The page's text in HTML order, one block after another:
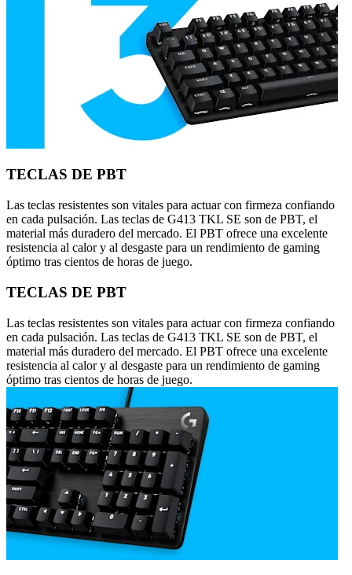
TECLAS DE PBT
Las teclas resistentes son vitales para actuar con firmeza confiando
en cada pulsación. Las teclas de G413 TKL SE son de PBT, el
material más duradero del mercado. El PBT ofrece una excelente
resistencia al calor y al desgaste para un rendimiento de gaming
óptimo tras cientos de horas de juego.
TECLAS DE PBT
Las teclas resistentes son vitales para actuar con firmeza confiando
en cada pulsación. Las teclas de G413 TKL SE son de PBT, el
material más duradero del mercado. El PBT ofrece una excelente
resistencia al calor y al desgaste para un rendimiento de gaming
óptimo tras cientos de horas de juego.